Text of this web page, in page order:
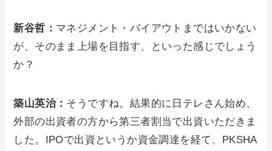
新谷哲： マネジメント・バイアウトまではいかない
が、そのまま上場を目指す、といった感じでしょう
か？
築山英治： そうですね。結果的に日テレさん始め、
外部の出資者の方から第三者割当で出資いただきま
した。IPOで出資というか資金調達を経て、PKSHA